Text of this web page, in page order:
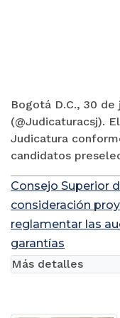
Bogotá D.C., 30 de
(@Judicaturacsj).
Judicatura
candidatos
Consejo Superior
consideración
reglamentar las
garantías
Más detalles